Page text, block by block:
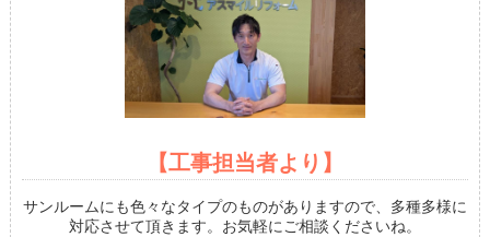
【工事担当者より】
サンルームにも色々なタイプのものがありますので、多種多様に
対応させて頂きます。お気軽にご相談くださいね。